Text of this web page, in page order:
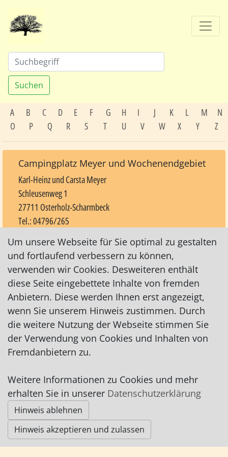
Suchen
A B C D E F G H I J K L M
N
O
P Q R S T U V W X Y Z
Campingplatz Meyer und Wochenendgebiet
Karl-Heinz und Carsta Meyer
Schleusenweg 1
27711 Osterholz-Scharmbeck
Tel.: 04796/265
info@campingplatz-meyer.de
http://www.campingplatz-meyer.de
Impressum|Datenschutz|AGB
© Worpswede24 2015-2026
Um unsere Webseite für Sie optimal zu gestalten
und fortlaufend verbessern zu können,
verwenden wir Cookies. Desweiteren enthält
diese Seite eingebettete Inhalte von fremden
Anbietern. Diese werden Ihnen erst angezeigt,
wenn Sie unserem Hinweis zustimmen. Durch
die weitere Nutzung der Webseite stimmen Sie
der Verwendung von Cookies und Inhalten von
Fremdanbietern zu.
Weitere Informationen zu Cookies und mehr
erhalten Sie in unserer Datenschutzerklärung
Hinweis ablehnen
Hinweis akzeptieren und zulassen